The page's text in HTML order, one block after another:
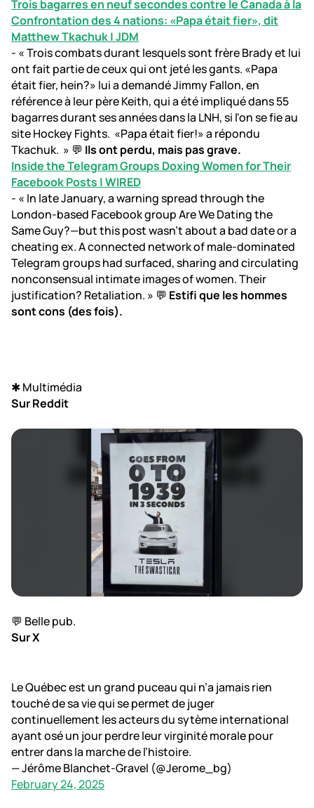
Trois bagarres en neuf secondes contre le Canada à la
Confrontation des 4 nations: «Papa était fier», dit
Matthew Tkachuk | JDM
- « Trois combats durant lesquels sont frère Brady et lui
ont fait partie de ceux qui ont jeté les gants. «Papa
était fier, hein?» lui a demandé Jimmy Fallon, en
référence à leur père Keith, qui a été impliqué dans 55
bagarres durant ses années dans la LNH, si l'on se fie au
site Hockey Fights. «Papa était fier!» a répondu
Tkachuk. » 💬 Ils ont perdu, mais pas grave.
Inside the Telegram Groups Doxing Women for Their
Facebook Posts | WIRED
- « In late January, a warning spread through the
London-based Facebook group Are We Dating the
Same Guy?—but this post wasn’t about a bad date or a
cheating ex. A connected network of male-dominated
Telegram groups had surfaced, sharing and circulating
nonconsensual intimate images of women. Their
justification? Retaliation. » 💬 Estifi que les hommes
sont cons (des fois).
✱ Multimédia
Sur Reddit
💬 Belle pub.
Sur X
Le Québec est un grand puceau qui n’a jamais rien
touché de sa vie qui se permet de juger
continuellement les acteurs du sytème international
ayant osé un jour perdre leur virginité morale pour
entrer dans la marche de l’histoire.
— Jérôme Blanchet-Gravel (@Jerome_bg)
February 24, 2025